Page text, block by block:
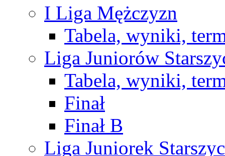
I Liga Mężczyzn
Tabela, wyniki,
Liga Juniorów
Tabela, wyniki,
Finał
Finał B
Liga Juniorek